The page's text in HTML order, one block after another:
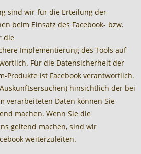
sind wir für die Erteilung der
beim Einsatz des Facebook- bzw.
die
Implementierung des Tools auf
Für die Datensicherheit der
Produkte ist Facebook verantwortlich.
hinsichtlich der bei
verarbeiteten Daten können Sie
machen. Wenn Sie die
geltend machen, sind wir
weiterzuleiten.